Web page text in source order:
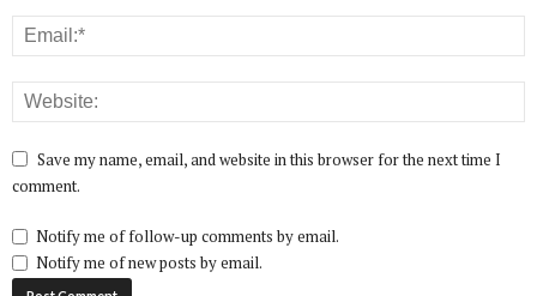
Save my name, email, and website in this browser for the next time I
comment.
Notify me of follow-up comments by email.
Notify me of new posts by email.